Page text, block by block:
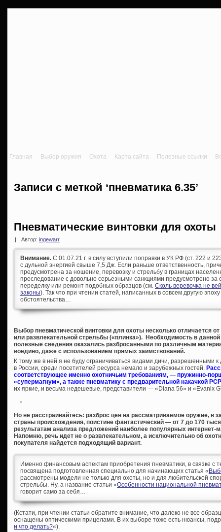
Главная Выбор оружия Охота Карта сайта Полезные ссылки
Записи с меткой ‘пневматика 6.35’
Пневматические винтовки для охоты
Автор: ingewarr
Внимание. С 01.07.21 г. в силу вступили поправки в УК РФ (ст. 222 и
с дульной энергией свыше 7,5 Дж. Если раньше ответственность,
предусмотрена за ношение, перевозку и стрельбу в границах
преследование с довольно серьезными санкциями предусмотрено за
переделку или ремонт подобных образцов (см. Сколь веревочка не
законы). Так что при чтении статей, написанных в совсем другую
обстоятельства…
Выбор пневматической винтовки для охоты несколько отличается
или развлекательной стрельбы («плинка»). Необходимость в данной
полезные сведения оказались разбросанными по различным
воедино, даже с использованием прямых заимствований.
К тому же в ней я не буду ограничиваться видами дичи, разрешенными
в России, среди посетителей ресурса немало и зарубежных гостей.
соответствующее именно охотничьим требованиям, — пружинно-
«супермагнум», а также пневматику с предварительной накачкой
их яркие, и весьма недешевые, представители — «Diana 56» и «Evanix
Но не расстраивайтесь: разброс цен на рассматриваемое оружие, в
страны происхождения, поистине фантастический — от 7 до 170
результатам анализа предложений наиболее популярных интернет-
Напомню, речь идет не о развлекательном, а исключительно об
покупателя найдется подходящий вариант.
Именно финансовым аспектам приобретения пневматики, в связке с
посвящена подготовленная специально для начинающих статья «
рассмотрены модели не только для охоты, но и для любительской
стрельбы. Ну, а название статьи «Особенности национальной
говорит само за себя…
(Кстати, при чтении статьи обратите внимание, что далеко не все
оснащены оптическими прицелами. В их выборе тоже есть нюансы,
и что делать?«).